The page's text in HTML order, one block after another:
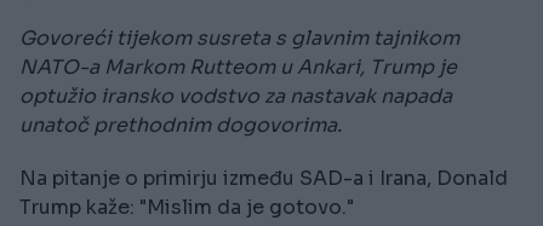
Govoreći tijekom susreta s glavnim tajnikom
NATO-a Markom Rutteom u Ankari, Trump je
optužio iransko vodstvo za nastavak napada
unatoč prethodnim dogovorima.
Na pitanje o primirju između SAD-a i Irana, Donald
Trump kaže: "Mislim da je gotovo."